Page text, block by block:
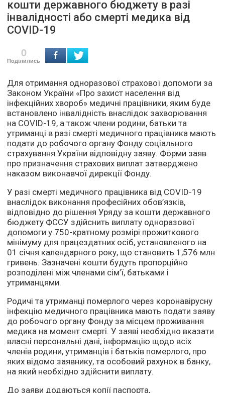
кошти державного бюджету в разі
інвалідності або смерті медика від
COVID-19
0
Поділились
Для отримання одноразової страхової допомоги за
Законом України «Про захист населення від
інфекційних хвороб» медичні працівники, яким буде
встановлено інвалідність внаслідок захворювання
на COVID-19, а також члени родини, батьки та
утриманці в разі смерті медичного працівника мають
подати до робочого органу Фонду соціального
страхування України відповідну заяву. Форми заяв
про призначення страхових виплат затверджено
наказом виконавчої дирекції Фонду.
У разі смерті медичного працівника від COVID-19
внаслідок виконання професійних обов’язків,
відповідно до рішення Уряду за кошти державного
бюджету ФССУ здійснить виплату одноразової
допомоги у 750-кратному розмірі прожиткового
мінімуму для працездатних осіб, установленого на
01 січня календарного року, що становить 1,576 млн
гривень. Зазначені кошти будуть пропорційно
розподілені між членами сім’ї, батьками і
утриманцями.
Родичі та утриманці померлого через коронавірусну
інфекцію медичного працівника мають подати заяву
до робочого органу Фонду за місцем проживання
медика на момент смерті. У заяві необхідно вказати
власні персональні дані, інформацію щодо всіх
членів родини, утриманців і батьків померлого, про
яких відомо заявнику, та особовий рахунок в банку,
на який необхідно здійснити виплату.
До заяви додаються копії паспорта,